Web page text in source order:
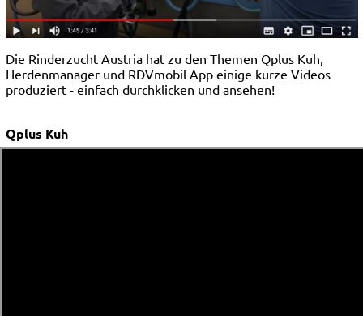
Die Rinderzucht Austria hat zu den Themen Qplus Kuh,
Herdenmanager und RDVmobil App einige kurze Videos
produziert - einfach durchklicken und ansehen!
Qplus Kuh